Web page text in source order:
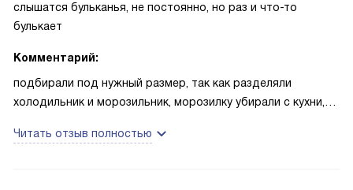
слышатся бульканья, не постоянно, но раз и что-то
булькает
Комментарий:
подбирали под нужный размер, так как разделяли
холодильник и морозильник, морозилку убирали с кухни,
необходимых нужд маленькая морозилка есть уже внутри
Читать отзыв полностью